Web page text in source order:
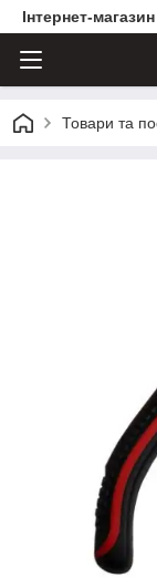
Інтернет-
Товари та